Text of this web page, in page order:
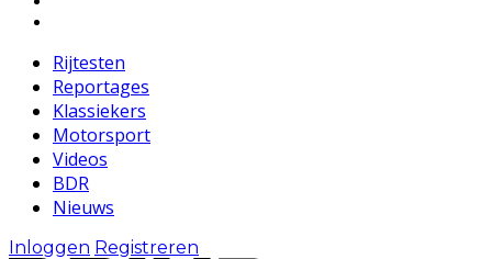
Rijtesten
Reportages
Klassiekers
Motorsport
Videos
BDR
Nieuws
Inloggen Registreren